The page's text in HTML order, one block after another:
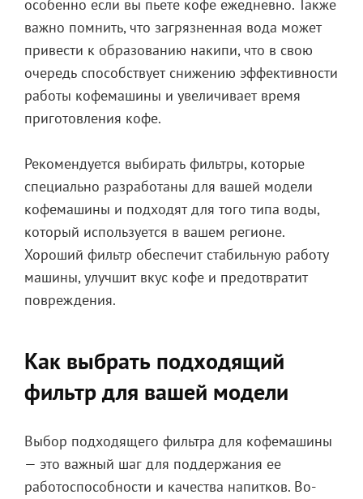
особенно если вы пьете кофе ежедневно. Также
важно помнить, что загрязненная вода может
привести к образованию накипи, что в свою
очередь способствует снижению эффективности
работы кофемашины и увеличивает время
приготовления кофе.
Рекомендуется выбирать фильтры, которые
специально разработаны для вашей модели
кофемашины и подходят для того типа воды,
который используется в вашем регионе.
Хороший фильтр обеспечит стабильную работу
машины, улучшит вкус кофе и предотвратит
повреждения.
Как выбрать подходящий
фильтр для вашей модели
Выбор подходящего фильтра для кофемашины
— это важный шаг для поддержания ее
работоспособности и качества напитков. Во-